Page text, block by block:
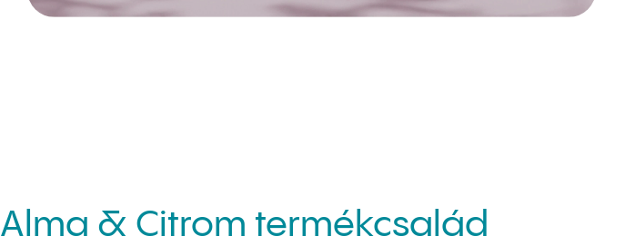
Alma & Citrom termékcsalád